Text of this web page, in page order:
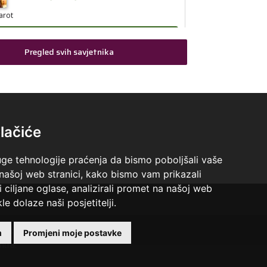
tehnologije praćenja da bismo poboljšali vaše
web stranici, kako bismo vam prikazali
ciljane oglase, analizirali promet na našoj web
dolaze naši posjetitelji.
Promjeni moje postavke
Broj tel: 064/600-600
tel:0,93€ - mob:1,12€ min
astrologija, tarot, bioenergija
Broj tel: 064/600-600
tel:0,93€ - mob:1,12€ min
Tarot savjetnik je zauzet
Pregled svih savjetnika
godina.